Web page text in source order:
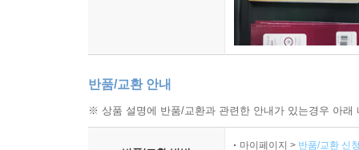
반품/교환 안내
※ 상품 설명에 반품/교환과 관련한 안내가 있는경우 아
마이페이지 > 반품/교환 신